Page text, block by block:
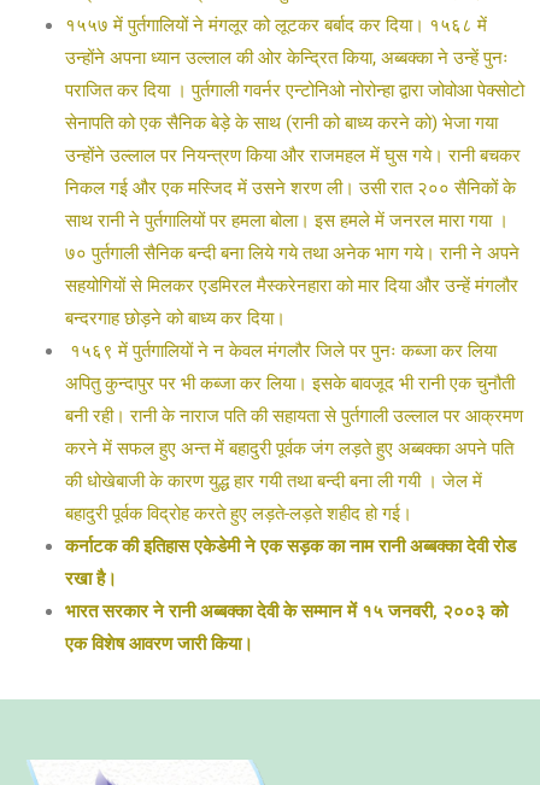
१५५७ में पुर्तगालियों ने मंगलूर को लूटकर बर्बाद कर दिया। १५६८ में
उन्होंने अपना ध्यान उल्लाल की ओर केन्द्रित किया, अब्बक्का ने उन्हें पुनः
पराजित कर दिया । पुर्तगाली गवर्नर एन्टोनिओ नोरोन्हा द्वारा जोवोआ पेक्सोटो
सेनापति को एक सैनिक बेड़े के साथ (रानी को बाध्य करने को) भेजा गया
उन्होंने उल्लाल पर नियन्त्रण किया और राजमहल में घुस गये। रानी बचकर
निकल गई और एक मस्जिद में उसने शरण ली। उसी रात २०० सैनिकों के
साथ रानी ने पुर्तगालियों पर हमला बोला। इस हमले में जनरल मारा गया ।
७० पुर्तगाली सैनिक बन्दी बना लिये गये तथा अनेक भाग गये। रानी ने अपने
सहयोगियों से मिलकर एडमिरल मैस्करेनहारा को मार दिया और उन्हें मंगलौर
बन्दरगाह छोड़ने को बाध्य कर दिया।
१५६९ में पुर्तगालियों ने न केवल मंगलौर जिले पर पुनः कब्जा कर लिया
अपितु कुन्दापुर पर भी कब्जा कर लिया। इसके बावजूद भी रानी एक चुनौती
बनी रही। रानी के नाराज पति की सहायता से पुर्तगाली उल्लाल पर आक्रमण
करने में सफल हुए अन्त में बहादुरी पूर्वक जंग लड़ते हुए अब्बक्का अपने पति
की धोखेबाजी के कारण युद्ध हार गयी तथा बन्दी बना ली गयी । जेल में
बहादुरी पूर्वक विद्रोह करते हुए लड़ते-लड़ते शहीद हो गई।
कर्नाटक की इतिहास एकेडेमी ने एक सड़क का नाम रानी अब्बक्का देवी रोड
रखा है।
भारत सरकार ने रानी अब्बक्का देवी के सम्मान में १५ जनवरी, २००३ को
एक विशेष आवरण जारी किया।